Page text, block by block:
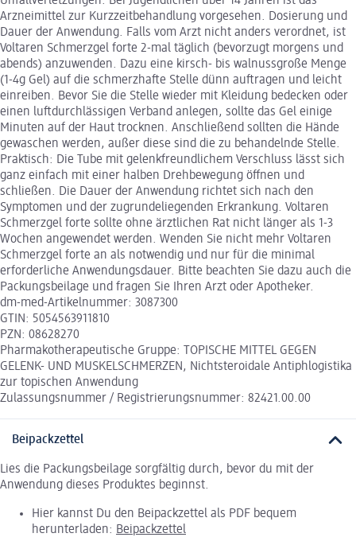
Arzneimittel zur Kurzzeitbehandlung vorgesehen. Dosierung und
Dauer der Anwendung. Falls vom Arzt nicht anders verordnet, ist
Voltaren Schmerzgel forte 2-mal täglich (bevorzugt morgens und
abends) anzuwenden. Dazu eine kirsch- bis walnussgroße Menge
(1-4g Gel) auf die schmerzhafte Stelle dünn auftragen und leicht
einreiben. Bevor Sie die Stelle wieder mit Kleidung bedecken oder
einen luftdurchlässigen Verband anlegen, sollte das Gel einige
Minuten auf der Haut trocknen. Anschließend sollten die Hände
gewaschen werden, außer diese sind die zu behandelnde Stelle.
Praktisch: Die Tube mit gelenkfreundlichem Verschluss lässt sich
ganz einfach mit einer halben Drehbewegung öffnen und
schließen. Die Dauer der Anwendung richtet sich nach den
Symptomen und der zugrundeliegenden Erkrankung. Voltaren
Schmerzgel forte sollte ohne ärztlichen Rat nicht länger als 1-3
Wochen angewendet werden. Wenden Sie nicht mehr Voltaren
Schmerzgel forte an als notwendig und nur für die minimal
erforderliche Anwendungsdauer. Bitte beachten Sie dazu auch die
Packungsbeilage und fragen Sie Ihren Arzt oder Apotheker.
dm-med-Artikelnummer: 3087300
GTIN: 5054563911810
PZN: 08628270
Pharmakotherapeutische Gruppe: TOPISCHE MITTEL GEGEN
GELENK- UND MUSKELSCHMERZEN, Nichtsteroidale Antiphlogistika
zur topischen Anwendung
Zulassungsnummer / Registrierungsnummer: 82421.00.00
Beipackzettel
Lies die Packungsbeilage sorgfältig durch, bevor du mit der
Anwendung dieses Produktes beginnst.
Hier kannst Du den Beipackzettel als PDF bequem
herunterladen: Beipackzettel